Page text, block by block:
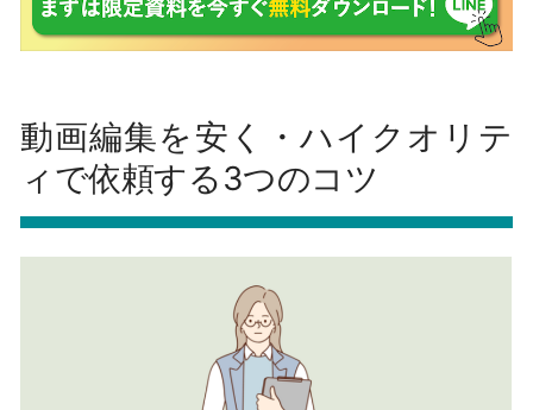
動画編集を安く・ハイクオリテ
ィで依頼する3つのコツ